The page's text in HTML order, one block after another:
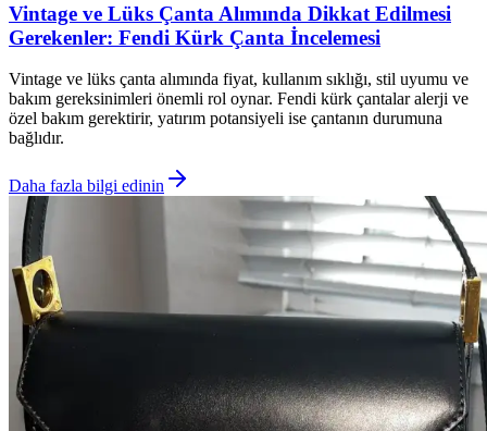
Vintage ve Lüks Çanta Alımında Dikkat Edilmesi
Gerekenler: Fendi Kürk Çanta İncelemesi
Vintage ve lüks çanta alımında fiyat, kullanım sıklığı, stil uyumu ve
bakım gereksinimleri önemli rol oynar. Fendi kürk çantalar alerji ve
özel bakım gerektirir, yatırım potansiyeli ise çantanın durumuna
bağlıdır.
Daha fazla bilgi edinin